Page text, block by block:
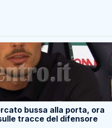
bussa alla porta, ora
tracce del difensore